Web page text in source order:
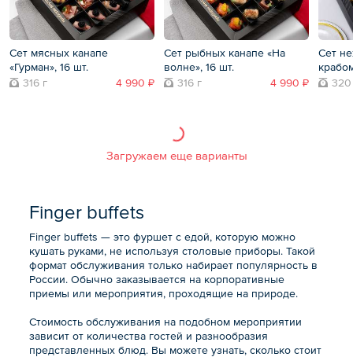
Сет мясных канапе
«Гурман», 16 шт.
316 г
4 990 ₽
Сет рыбных канапе «На
волне», 16 шт.
316 г
4 990 ₽
Сет
320
Загружаем еще варианты
Finger buffets
Finger buffets — это фуршет с едой, которую можно
кушать руками, не используя столовые приборы. Такой
формат обслуживания только набирает популярность в
России. Обычно заказывается на корпоративные
приемы или мероприятия, проходящие на природе.
Стоимость обслуживания на подобном мероприятии
зависит от количества гостей и разнообразия
представленных блюд. Вы можете узнать, сколько стоит